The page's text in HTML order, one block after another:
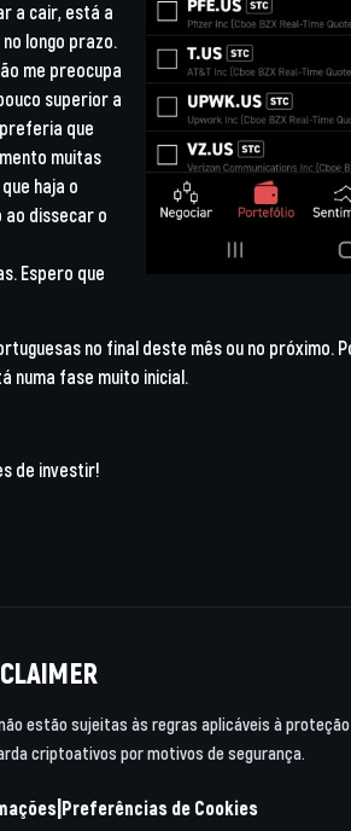
a cair, está a
longo prazo.
me preocupa
superior a
que
muitas
haja o
ao dissecar o
Espero que
no final deste mês ou no próximo.
numa fase muito inicial.
de investir!
estão sujeitas às regras aplicáveis à
criptoativos por motivos de segurança.
|Preferências de Cookies